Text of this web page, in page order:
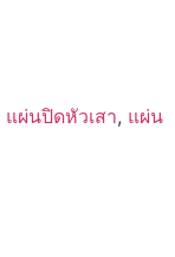
แผ่นปิดหัวเสา, แผ่น